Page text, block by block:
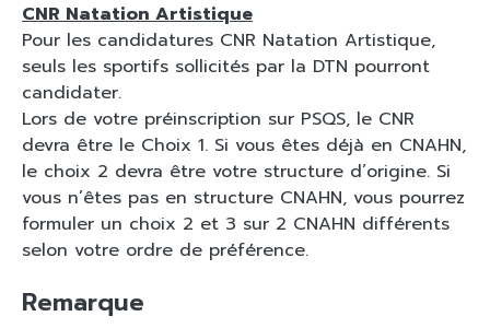
CNR Natation Artistique
Pour les candidatures CNR Natation Artistique,
seuls les sportifs sollicités par la DTN pourront
candidater.
Lors de votre préinscription sur PSQS, le CNR
devra être le Choix 1. Si vous êtes déjà en CNAHN,
le choix 2 devra être votre structure d’origine. Si
vous n’êtes pas en structure CNAHN, vous pourrez
formuler un choix 2 et 3 sur 2 CNAHN différents
selon votre ordre de préférence.
Remarque